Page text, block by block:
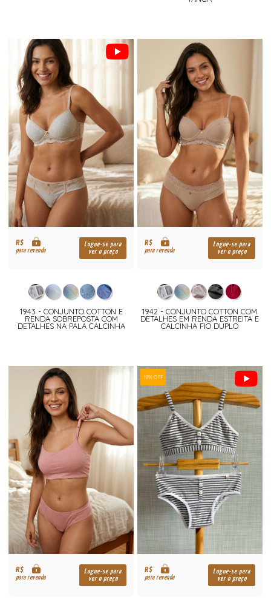
R$
para revenda
Logue-se para
ver o preço
1943 - CONJUNTO COTTON E
RENDA SOBREPOSTA COM
DETALHES NA PALA CALCINHA
R$
para revenda
Logue-se para
ver o preço
1942 - CONJUNTO COTTON COM
DETALHES EM RENDA ESTREITA E
CALCINHA FIO DUPLO
R$
para revenda
Logue-se para
ver o preço
19% OFF
R$
para revenda
Logue-se para
ver o preço